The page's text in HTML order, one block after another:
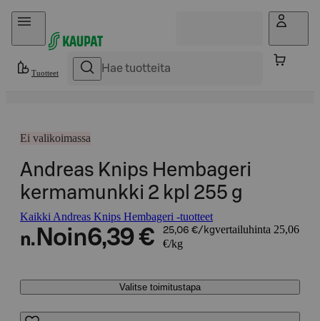
Hyppää sisältöön
Tuotteet
Ei valikoimassa
Andreas Knips Hembageri
kermamunkki 2 kpl 255 g
Kaikki Andreas Knips Hembageri -tuotteet
n. Noin6,39 € 25,06 €/kgvertailuhinta 25,06
€/kg
Valitse toimitustapa